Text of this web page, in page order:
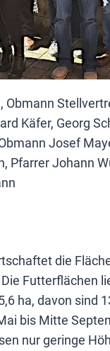
Obmann
Käfer, Georg
Josef
Pfarrer Johann
die
Die Futterflächen
ha, davon sind
bis Mitte
nur geringe